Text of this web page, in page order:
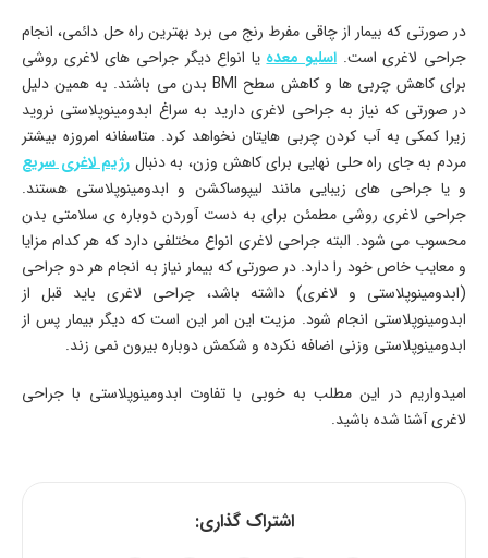
در صورتی که بیمار از چاقی مفرط رنج می برد بهترین راه حل دائمی، انجام
جراحی لاغری است. اسلیو معدهیا انواع دیگر جراحی های لاغری روشی
برای کاهش چربی ها و کاهش سطح BMI بدن می باشند. به همین دلیل
در صورتی که نیاز به جراحی لاغری دارید به سراغ ابدومینوپلاستی نروید
زیرا کمکی به آب کردن چربی هایتان نخواهد کرد. متاسفانه امروزه بیشتر
مردم به جای راه حلی نهایی برای کاهش وزن، به دنبال رژیم لاغری سریع
و یا جراحی های زیبایی مانند لیپوساکشن و ابدومینوپلاستی هستند.
جراحی لاغری روشی مطمئن برای به دست آوردن دوباره ی سلامتی بدن
محسوب می شود. البته جراحی لاغری انواع مختلفی دارد که هر کدام مزایا
و معایب خاص خود را دارد. در صورتی که بیمار نیاز به انجام هر دو جراحی
(ابدومینوپلاستی و لاغری) داشته باشد، جراحی لاغری باید قبل از
ابدومینوپلاستی انجام شود. مزیت این امر این است که دیگر بیمار پس از
ابدومینوپلاستی وزنی اضافه نکرده و شکمش دوباره بیرون نمی زند.
امیدواریم در این مطلب به خوبی با تفاوت ابدومینوپلاستی با جراحی
لاغری آشنا شده باشید.
اشتراک گذاری: